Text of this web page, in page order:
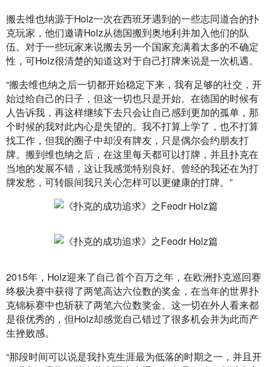
搬去维也纳源于Holz一次在西班牙遇到的一些志同道合的扑
克玩家，他们邀请Holz从德国搬到奥地利并加入他们的队
伍。对于一些玩家来说搬去另一个国家充满着太多的不确定
性，可Holz很清楚的知道这对于自己打牌来说是一次机遇。
“搬去维也纳之后一切都开始稳定下来，我有足够的社交，开
始过给自己的日子，但这一切也只是开始。在德国的时候有
人告诉我，再这样继续下去只会让自己感到更加的孤单，那
个时候的我对此内心是失望的。我不打算上学了，也不打算
找工作，但我的圈子中却没有牌友，只是偶尔会约朋友打
牌。搬到维也纳之后，在这里每天都可以打牌，并且扑克在
当地的发展不错，这让我感觉特别良好。曾经的我还在为打
牌发愁，可转眼间我只关心怎样可以更健康的打牌。”
2015年，Holz迎来了自己首个百万之年，在欧洲扑克巡回赛
终极决赛中获得了两笔高达六位数的奖金，在当年的世界扑
克锦标赛中也斩获了两笔六位数奖金。这一切在外人看来都
是很优秀的，但Holz却感觉自己错过了很多机会并为此而产
生挫败感。
“那段时间可以说是我扑克生涯最为低落的时期之一，并且开